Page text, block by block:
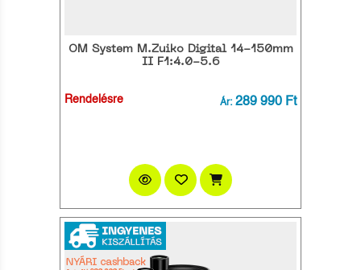
OM System M.Zuiko Digital 14-150mm
II F1:4.0-5.6
Rendelésre Ár: 289 990 Ft